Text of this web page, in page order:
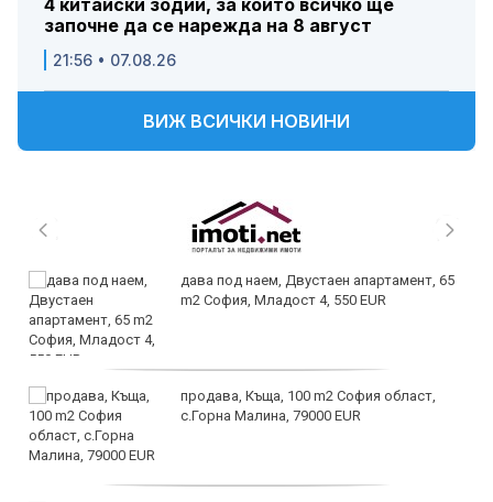
4 китайски зодии, за които всичко ще
започне да се нарежда на 8 август
21:56 • 07.08.26
ВИЖ ВСИЧКИ НОВИНИ
дава под наем, Двустаен апартамент, 65
m2 София, Младост 4, 550 EUR
продава, Къща, 100 m2 София област,
с.Горна Малина, 79000 EUR